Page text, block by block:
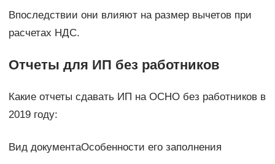
Впоследствии они влияют на размер вычетов при
расчетах НДС.
Отчеты для ИП без работников
Какие отчеты сдавать ИП на ОСНО без работников в
2019 году:
Вид документаОсобенности его заполнения